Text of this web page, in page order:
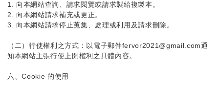
1. 向本網站查詢、請求閱覽或請求製給複製本。
2. 向本網站請求補充或更正。
3. 向本網站請求停止蒐集、處理或利用及請求刪除。
（二）行使權利之方式：以電子郵件fervor2021@gmail.com通
知本網站主張行使上開權利之具體內容。
六、Cookie 的使用